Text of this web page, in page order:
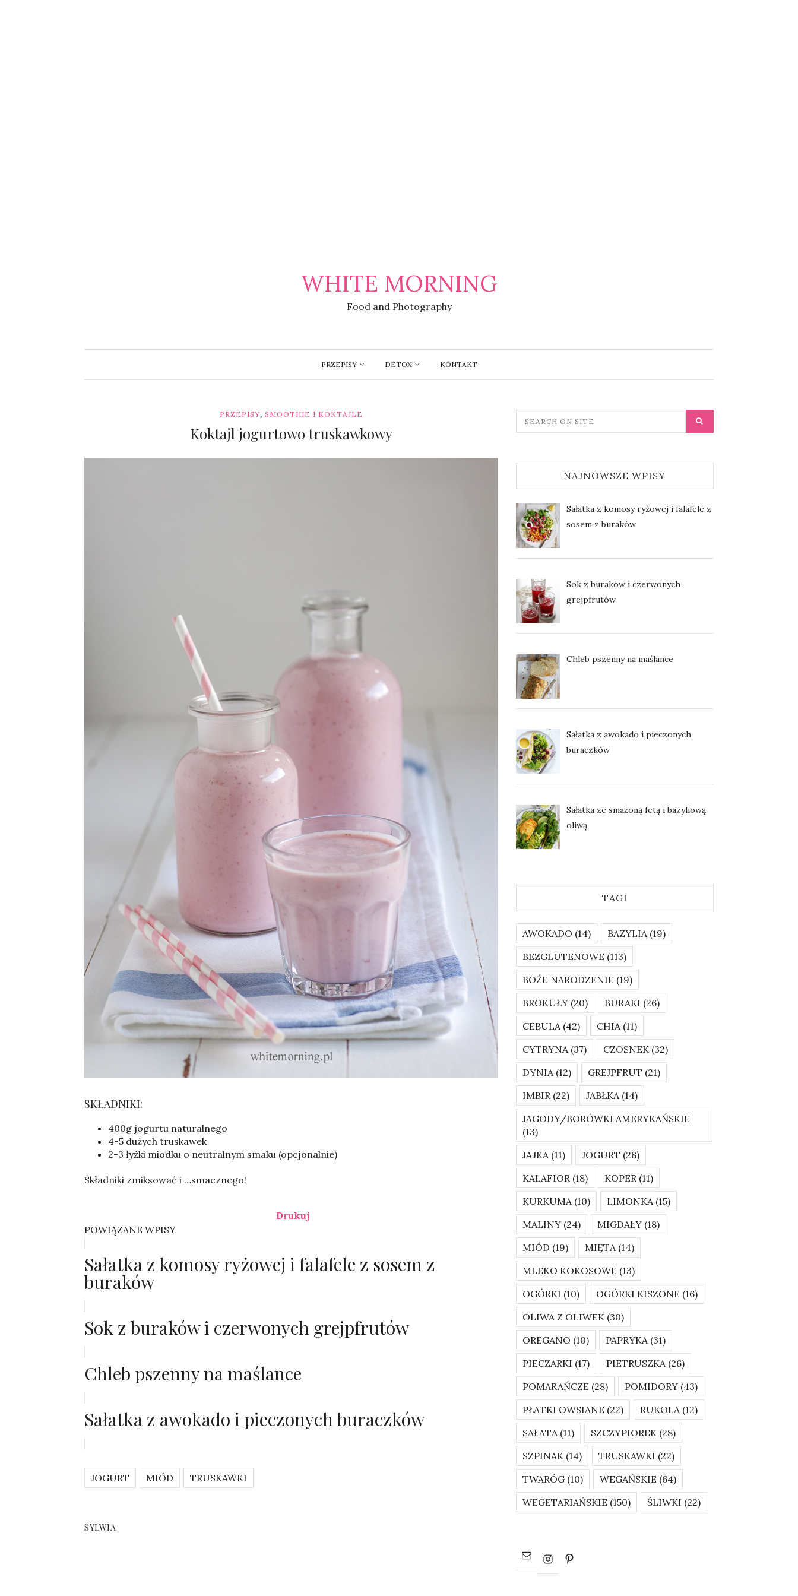
WHITE MORNING
Food and Photography
PRZEPISY DETOX KONTAKT
PRZEPISY, SMOOTHIE I KOKTAJLE
Koktajl jogurtowo truskawkowy
Sylwia
SKŁADNIKI:
400g jogurtu naturalnego
4-5 dużych truskawek
2-3 łyżki miodku o neutralnym smaku (opcjonalnie)
Składniki zmiksować i …smacznego!
Drukuj
POWIĄZANE WPISY
Sałatka z komosy ryżowej i falafele z sosem z
buraków
Sok z buraków i czerwonych grejpfrutów
Chleb pszenny na maślance
Sałatka z awokado i pieczonych buraczków
JOGURT MIÓD TRUSKAWKI
SYLWIA
NAJNOWSZE WPISY
Sałatka z komosy ryżowej i falafele z
sosem z buraków
Sok z buraków i czerwonych
grejpfrutów
Chleb pszenny na maślance
Sałatka z awokado i pieczonych
buraczków
Sałatka ze smażoną fetą i bazyliową
oliwą
TAGI
AWOKADO (14) BAZYLIA(19)
BEZGLUTENOWE (113)
BOŻE NARODZENIE (19)
BROKUŁY(20) BURAKI (26)
CEBULA(42) CHIA(11)
CYTRYNA(37) CZOSNEK(32)
DYNIA(12) GREJPFRUT (21)
IMBIR(22) JABŁKA(14)
JAGODY/BORÓWKI AMERYKAŃSKIE
(13)
JAJKA(11) JOGURT (28)
KALAFIOR(18) KOPER(11)
KURKUMA(10) LIMONKA(15)
MALINY(24) MIGDAŁY(18)
MIÓD (19) MIĘTA(14)
MLEKO KOKOSOWE (13)
OGÓRKI (10) OGÓRKI KISZONE (16)
OLIWA Z OLIWEK(30)
OREGANO (10) PAPRYKA(31)
PIECZARKI (17) PIETRUSZKA(26)
POMARAŃCZE (28) POMIDORY(43)
PŁATKI OWSIANE (22) RUKOLA(12)
SAŁATA(11) SZCZYPIOREK(28)
SZPINAK(14) TRUSKAWKI (22)
TWARÓG(10) WEGAŃSKIE (64)
WEGETARIAŃSKIE (150) ŚLIWKI (22)